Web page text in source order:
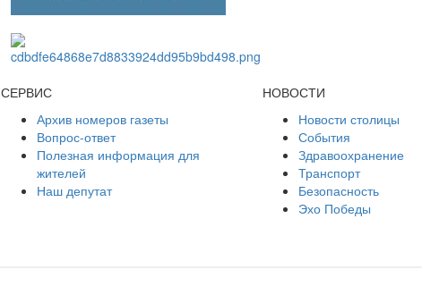
СЕРВИС
Архив номеров газеты
Вопрос-ответ
Полезная информация для
жителей
Наш депутат
НОВОСТИ
Новости столицы
События
Здравоохранение
Транспорт
Безопасность
Эхо Победы